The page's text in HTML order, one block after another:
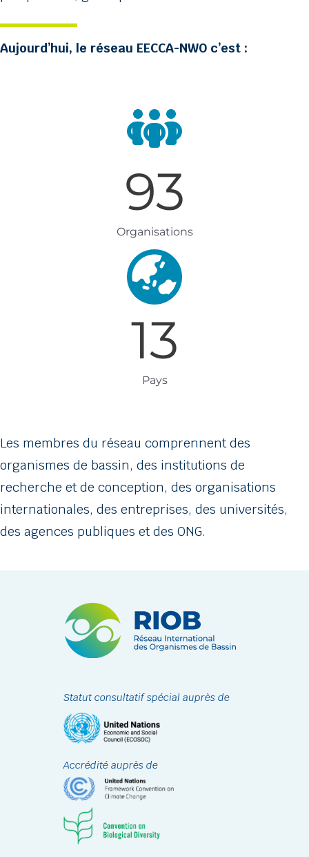
Aujourd’hui, le réseau EECCA-NWO c’est :
93
Organisations
13
Pays
Les membres du réseau comprennent des
organismes de bassin, des institutions de
recherche et de conception, des organisations
internationales, des entreprises, des universités,
des agences publiques et des ONG.
Statut consultatif spécial auprès de
Accrédité auprès de